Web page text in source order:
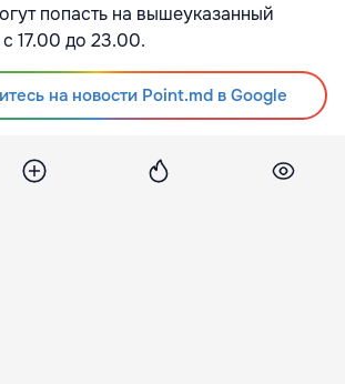
попасть на вышеуказанный
17.00 до 23.00.
на новости Point.md в Google